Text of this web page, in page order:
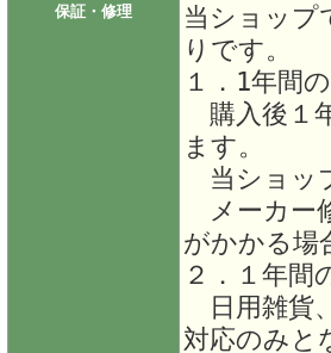
保証・修理
当ショップ
りです。
１．1年間
購入後１
ます。
当ショッ
メーカー
がかかる場
２．１年間
日用雑貨
対応のみと